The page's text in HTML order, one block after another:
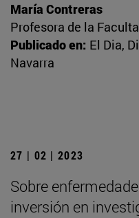
María Contreras
Profesora de la
Publicado en: El Dia,
Navarra
27 | 02 | 2023
Sobre
inversión en